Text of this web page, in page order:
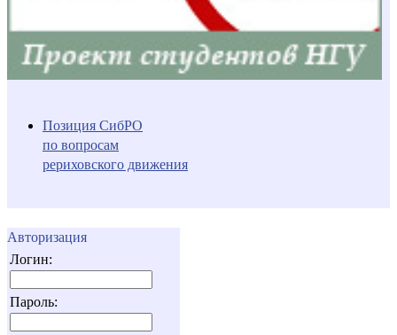
Позиция СибРО
по вопросам
рериховского движения
Авторизация
Логин:
Пароль: